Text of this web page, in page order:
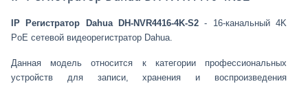
IP Регистратор Dahua DH-NVR4416-4K-S2 - 16-канальный 4K
PoE сетевой видеорегистратор Dahua.
Данная модель относится к категории профессиональных
устройств для записи, хранения и воспроизведения